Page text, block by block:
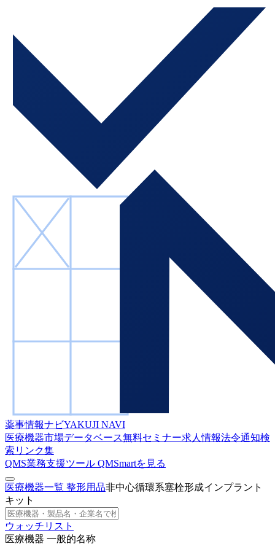
薬事情報ナビYAKUJI NAVI
医療機器市場データベース無料セミナー求人情報法令通知検
索 リンク集
QMS業務支援ツール QMSmartを見る
医療機器一覧 整形用品非中心循環系塞栓形成インプラント
キット
ウォッチリスト
医療機器 一般的名称